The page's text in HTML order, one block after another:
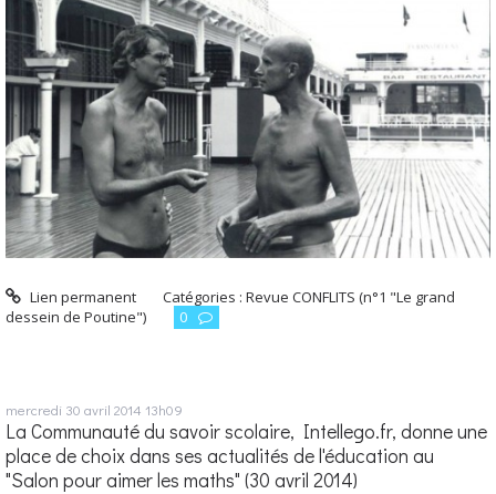
Lien permanent Catégories :Revue CONFLITS (n°1 "Le grand
dessein de Poutine")
0
mercredi 30 avril 2014 13h09
La Communauté du savoir scolaire, Intellego.fr, donne une
place de choix dans ses actualités de l'éducation au
"Salon pour aimer les maths" (30 avril 2014)